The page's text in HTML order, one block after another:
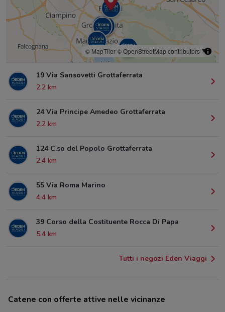
© MapTiler© OpenStreetMap contributors
19 Via Sansovetti Grottaferrata
2.2 km
24 Via Principe Amedeo Grottaferrata
2.2 km
124 C.so del Popolo Grottaferrata
2.4 km
55 Via Roma Marino
4.4 km
39 Corso della Costituente Rocca Di Papa
5.4 km
Tutti i negozi Eden Viaggi
Catene con offerte attive nelle vicinanze